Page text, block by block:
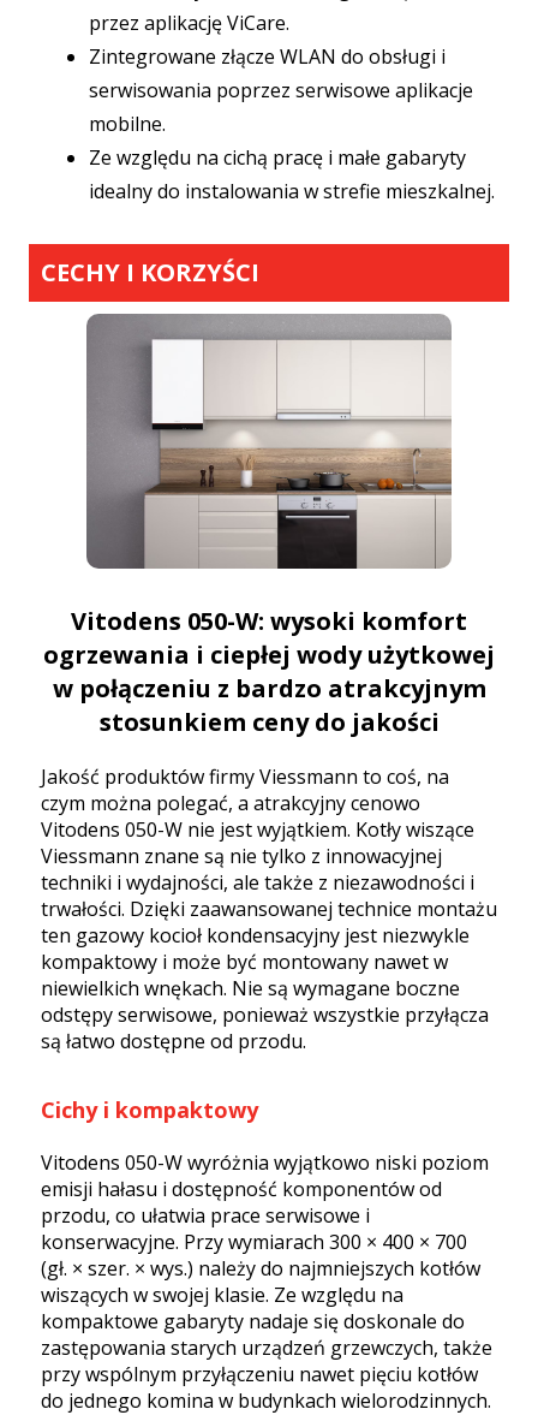
przez aplikację ViCare.
Zintegrowane złącze WLAN do obsługi i
serwisowania poprzez serwisowe aplikacje
mobilne.
Ze względu na cichą pracę i małe gabaryty
idealny do instalowania w strefie mieszkalnej.
CECHY I KORZYŚCI
Vitodens 050-W: wysoki komfort
ogrzewania i ciepłej wody użytkowej
w połączeniu z bardzo atrakcyjnym
stosunkiem ceny do jakości
Jakość produktów firmy Viessmann to coś, na
czym można polegać, a atrakcyjny cenowo
Vitodens 050-W nie jest wyjątkiem. Kotły wiszące
Viessmann znane są nie tylko z innowacyjnej
techniki i wydajności, ale także z niezawodności i
trwałości. Dzięki zaawansowanej technice montażu
ten gazowy kocioł kondensacyjny jest niezwykle
kompaktowy i może być montowany nawet w
niewielkich wnękach. Nie są wymagane boczne
odstępy serwisowe, ponieważ wszystkie przyłącza
są łatwo dostępne od przodu.
Cichy i kompaktowy
Vitodens 050-W wyróżnia wyjątkowo niski poziom
emisji hałasu i dostępność komponentów od
przodu, co ułatwia prace serwisowe i
konserwacyjne. Przy wymiarach 300 × 400 × 700
(gł. × szer. × wys.) należy do najmniejszych kotłów
wiszących w swojej klasie. Ze względu na
kompaktowe gabaryty nadaje się doskonale do
zastępowania starych urządzeń grzewczych, także
przy wspólnym przyłączeniu nawet pięciu kotłów
do jednego komina w budynkach wielorodzinnych.